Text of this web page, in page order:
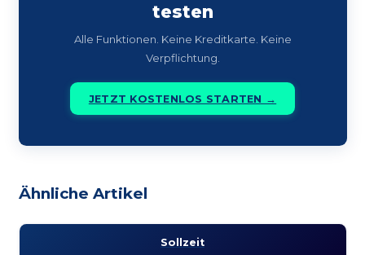
testen
Alle Funktionen. Keine Kreditkarte. Keine
Verpflichtung.
JETZT KOSTENLOS STARTEN →
Ähnliche Artikel
Soll­zeit